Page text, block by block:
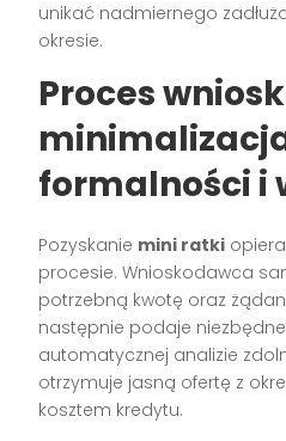
unikać nadmiernego
okresie.
Proces
formalności i
Pozyskanie mini ratki
procesie. Wnioskodawca
potrzebną kwotę oraz
następnie podaje
automatycznej analizie
otrzymuje jasną ofertę z
kosztem kredytu.